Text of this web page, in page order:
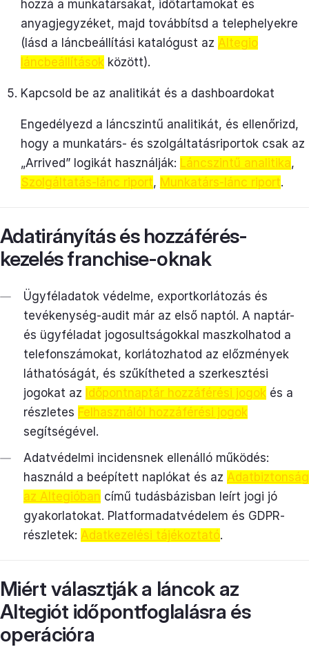
hozzá a munkatársakat, időtartamokat és
anyagjegyzéket, majd továbbítsd a telephelyekre
(lásd a láncbeállítási katalógust az Altegio
láncbeállítások között).
Kapcsold be az analitikát és a dashboardokat
Engedélyezd a láncszintű analitikát, és ellenőrizd,
hogy a munkatárs- és szolgáltatásriportok csak az
„Arrived” logikát használják: Láncszintű analitika,
Szolgáltatás-lánc riport, Munkatárs-lánc riport.
Adatirányítás és hozzáférés-
kezelés franchise-oknak
Ügyféladatok védelme, exportkorlátozás és
tevékenység-audit már az első naptól. A naptár-
és ügyféladat jogosultságokkal maszkolhatod a
telefonszámokat, korlátozhatod az előzmények
láthatóságát, és szűkítheted a szerkesztési
jogokat az Időpontnaptár hozzáférési jogok és a
részletes Felhasználói hozzáférési jogok
segítségével.
Adatvédelmi incidensnek ellenálló működés:
használd a beépített naplókat és az Adatbiztonság
az Altegióban című tudásbázisban leírt jogi jó
gyakorlatokat. Platformadatvédelem és GDPR-
részletek: Adatkezelési tájékoztató.
Miért választják a láncok az
Altegiót időpontfoglalásra és
operációra